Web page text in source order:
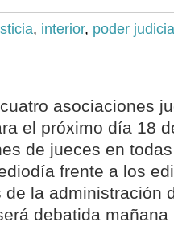
, interior, poder
asociaciones
el próximo día 18
de jueces en
frente a los
de la administración
debatida